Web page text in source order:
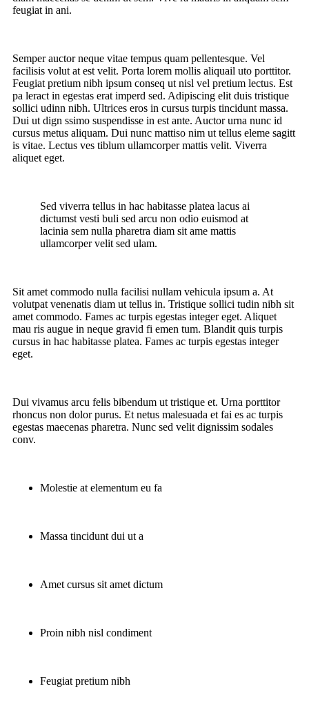
feugiat in ani.
Semper auctor neque vitae tempus quam pellentesque. Vel
facilisis volut at est velit. Porta lorem mollis aliquail uto porttitor.
Feugiat pretium nibh ipsum conseq ut nisl vel pretium lectus. Est
pa leract in egestas erat imperd sed. Adipiscing elit duis tristique
sollici udinn nibh. Ultrices eros in cursus turpis tincidunt massa.
Dui ut dign ssimo suspendisse in est ante. Auctor urna nunc id
cursus metus aliquam. Dui nunc mattiso nim ut tellus eleme sagitt
is vitae. Lectus ves tiblum ullamcorper mattis velit. Viverra
aliquet eget.
Sed viverra tellus in hac habitasse platea lacus ai
dictumst vesti buli sed arcu non odio euismod at
lacinia sem nulla pharetra diam sit ame mattis
ullamcorper velit sed ulam.
Sit amet commodo nulla facilisi nullam vehicula ipsum a. At
volutpat venenatis diam ut tellus in. Tristique sollici tudin nibh sit
amet commodo. Fames ac turpis egestas integer eget. Aliquet
mau ris augue in neque gravid fi emen tum. Blandit quis turpis
cursus in hac habitasse platea. Fames ac turpis egestas integer
eget.
Dui vivamus arcu felis bibendum ut tristique et. Urna porttitor
rhoncus non dolor purus. Et netus malesuada et fai es ac turpis
egestas maecenas pharetra. Nunc sed velit dignissim sodales
conv.
Molestie at elementum eu fa
Massa tincidunt dui ut a
Amet cursus sit amet dictum
Proin nibh nisl condiment
Feugiat pretium nibh